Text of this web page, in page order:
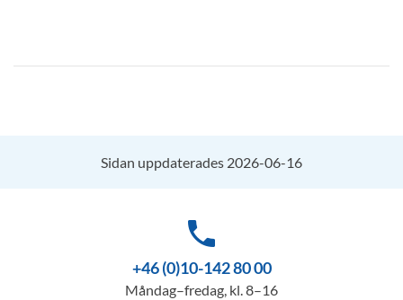
Sidan uppdaterades 2026-06-16
phone
+46 (0)10-142 80 00
Måndag–fredag, kl. 8–16